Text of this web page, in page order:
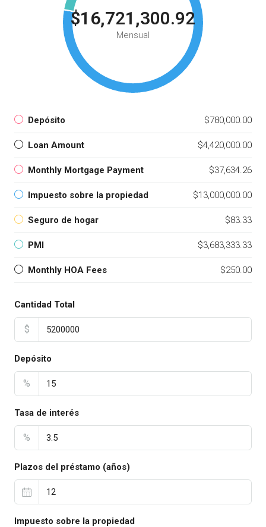
$16,721,300.92
Mensual
Depósito $780,000.00
Loan Amount $4,420,000.00
Monthly Mortgage Payment $37,634.26
Impuesto sobre la propiedad $13,000,000.00
Seguro de hogar $83.33
PMI $3,683,333.33
Monthly HOA Fees $250.00
Cantidad Total
$
Depósito
%
Tasa de interés
%
Plazos del préstamo (años)
Impuesto sobre la propiedad